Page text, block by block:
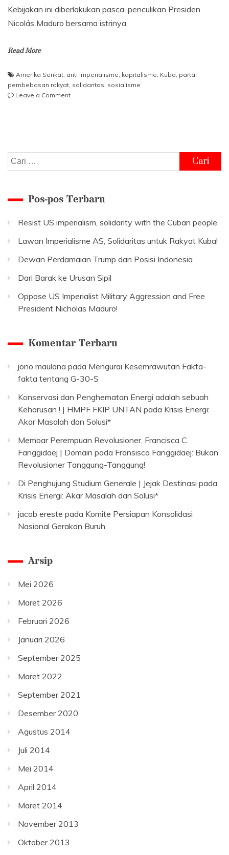
Kebijakan ini diberlakukan pasca-penculikan Presiden
Nicolás Maduro bersama istrinya,
Read More
Amerika Serikat, anti imperialisme, kapitalisme, Kuba, partai
pembebasan rakyat, solidaritas, sosialisme
Leave a Commenton
Cari
untuk:
Pos-pos Terbaru
Resist US imperialism, solidarity with the Cuban people
Lawan Imperialisme AS, Solidaritas untuk Rakyat Kuba!
Dewan Perdamaian Trump dan Posisi Indonesia
Dari Barak ke Urusan Sipil
Oppose US Imperialist Military Aggression and Free
President Nicholas Maduro!
Komentar Terbaru
jono maulana pada Mengurai Kesemrawutan Fakta-
fakta tentang G-30-S
Konservasi dan Penghematan Energi adalah sebuah
Keharusan ! | HMPF FKIP UNTAN pada Krisis Energi:
Akar Masalah dan Solusi*
Memoar Perempuan Revolusioner, Francisca C.
Fanggidaej | Domain pada Fransisca Fanggidaej: Bukan
Revolusioner Tanggung-Tanggung!
Di Penghujung Studium Generale | Jejak Destinasi pada
Krisis Energi: Akar Masalah dan Solusi*
jacob ereste pada Komite Persiapan Konsolidasi
Nasional Gerakan Buruh
Arsip
Mei 2026
Maret 2026
Februari 2026
Januari 2026
September 2025
Maret 2022
September 2021
Desember 2020
Agustus 2014
Juli 2014
Mei 2014
April 2014
Maret 2014
November 2013
Oktober 2013